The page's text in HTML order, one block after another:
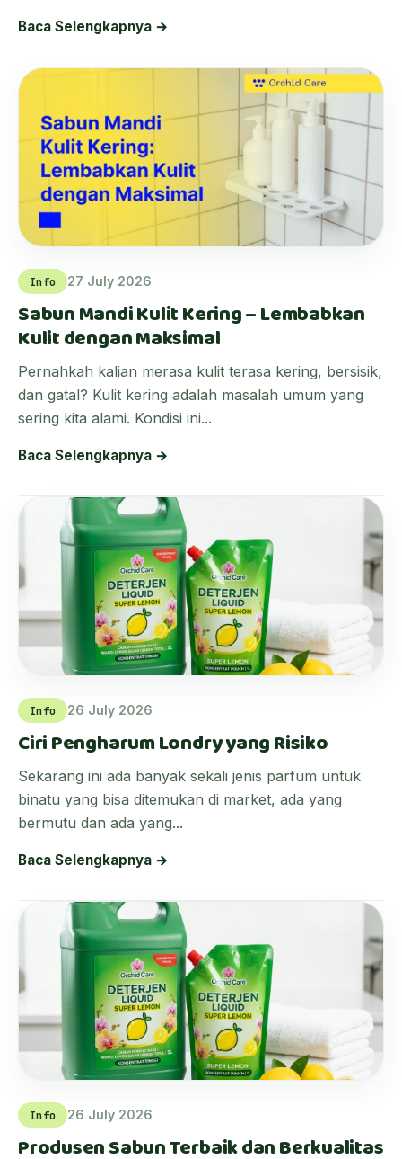
Baca Selengkapnya →
Info 27 July 2026
Sabun Mandi Kulit Kering – Lembabkan
Kulit dengan Maksimal
Pernahkah kalian merasa kulit terasa kering, bersisik,
dan gatal? Kulit kering adalah masalah umum yang
sering kita alami. Kondisi ini...
Baca Selengkapnya →
Info 26 July 2026
Ciri Pengharum Londry yang Risiko
Sekarang ini ada banyak sekali jenis parfum untuk
binatu yang bisa ditemukan di market, ada yang
bermutu dan ada yang...
Baca Selengkapnya →
Info 26 July 2026
Produsen Sabun Terbaik dan Berkualitas